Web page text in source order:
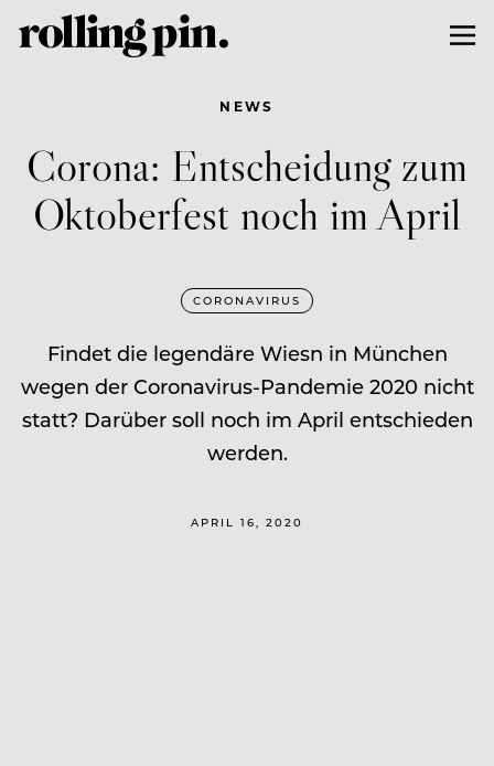
NEWS
Corona: Entscheidung zum
Oktoberfest noch im April
CORONAVIRUS
Findet die legendäre Wiesn in München
wegen der Coronavirus-Pandemie 2020 nicht
statt? Darüber soll noch im April entschieden
werden.
APRIL 16, 2020